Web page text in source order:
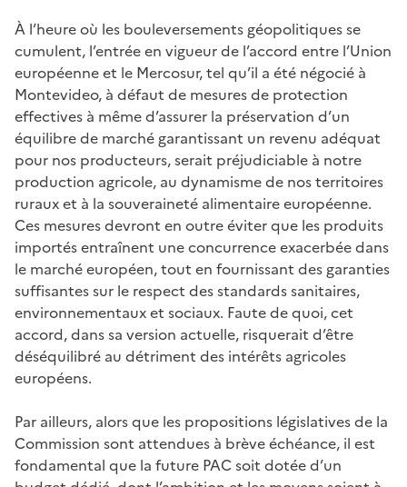
À l’heure où les bouleversements géopolitiques se
cumulent, l’entrée en vigueur de l’accord entre l’Union
européenne et le Mercosur, tel qu’il a été négocié à
Montevideo, à défaut de mesures de protection
effectives à même d’assurer la préservation d’un
équilibre de marché garantissant un revenu adéquat
pour nos producteurs, serait préjudiciable à notre
production agricole, au dynamisme de nos territoires
ruraux et à la souveraineté alimentaire européenne.
Ces mesures devront en outre éviter que les produits
importés entraînent une concurrence exacerbée dans
le marché européen, tout en fournissant des garanties
suffisantes sur le respect des standards sanitaires,
environnementaux et sociaux. Faute de quoi, cet
accord, dans sa version actuelle, risquerait d’être
déséquilibré au détriment des intérêts agricoles
européens.
Par ailleurs, alors que les propositions législatives de la
Commission sont attendues à brève échéance, il est
fondamental que la future PAC soit dotée d’un